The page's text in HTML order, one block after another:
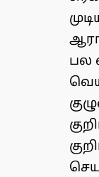
பல